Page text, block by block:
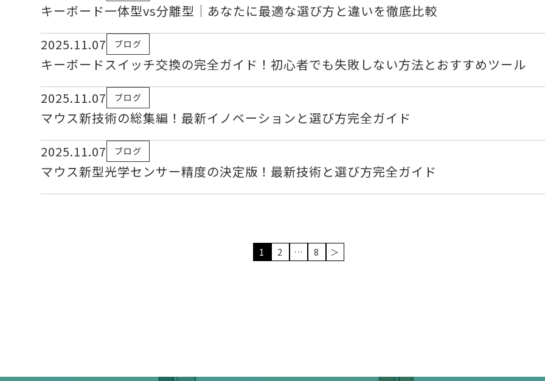
キーボード一体型vs分離型｜あなたに最適な選び方と違いを徹底比較
2025.11.07
ブログ
キーボードスイッチ交換の完全ガイド！初心者でも失敗しない方法とおすすめツール
2025.11.07
ブログ
マウス新技術の総集編！最新イノベーションと選び方完全ガイド
2025.11.07
ブログ
マウス新型光学センサー精度の決定版！最新技術と選び方完全ガイド
1 2 … 8 ＞